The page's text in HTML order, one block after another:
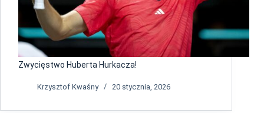
Zwycięstwo Huberta Hurkacza!
Krzysztof Kwaśny 20 stycznia, 2026